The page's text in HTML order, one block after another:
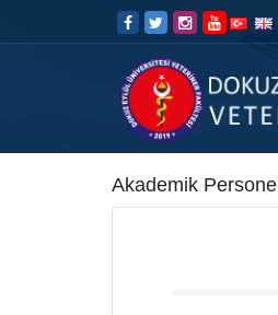
Akademik Personel